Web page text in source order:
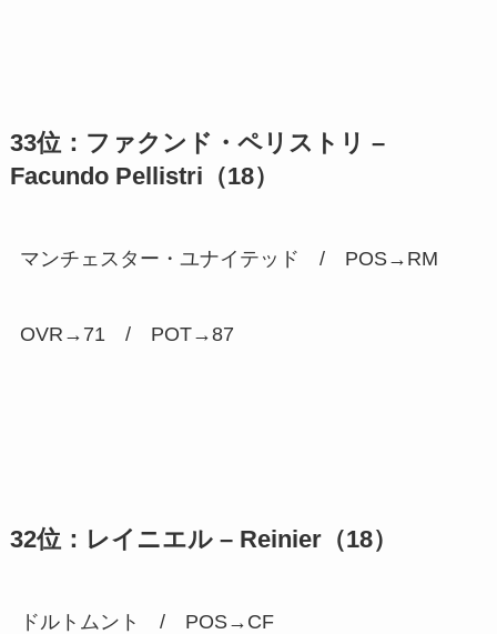
33位：ファクンド・ペリストリ –
Facundo Pellistri（18）
マンチェスター・ユナイテッド / POS→RM
OVR→71 / POT→87
32位：レイニエル – Reinier（18）
ドルトムント / POS→CF